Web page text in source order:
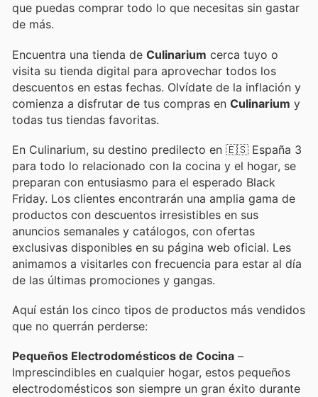
que puedas comprar todo lo que necesitas sin gastar
de más.
Encuentra una tienda de Culinarium cerca tuyo o
visita su tienda digital para aprovechar todos los
descuentos en estas fechas. Olvídate de la inflación y
comienza a disfrutar de tus compras en Culinarium y
todas tus tiendas favoritas.
En Culinarium, su destino predilecto en 🇪🇸 España 3
para todo lo relacionado con la cocina y el hogar, se
preparan con entusiasmo para el esperado Black
Friday. Los clientes encontrarán una amplia gama de
productos con descuentos irresistibles en sus
anuncios semanales y catálogos, con ofertas
exclusivas disponibles en su página web oficial. Les
animamos a visitarles con frecuencia para estar al día
de las últimas promociones y gangas.
Aquí están los cinco tipos de productos más vendidos
que no querrán perderse:
Pequeños Electrodomésticos de Cocina –
Imprescindibles en cualquier hogar, estos pequeños
electrodomésticos son siempre un gran éxito durante